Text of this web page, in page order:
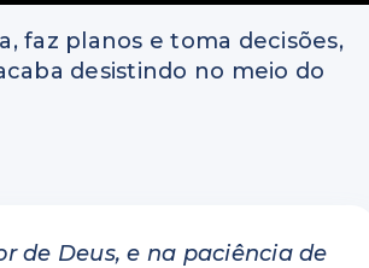
faz planos e toma decisões,
desistindo no meio do
de Deus, e na paciência de